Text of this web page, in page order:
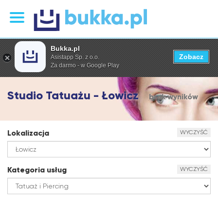
Studio Tatuażu - Łowicz brak wyników
Lokalizacja WYCZYŚĆ
Kategoria usług WYCZYŚĆ
Bukka.pl
Asistapp Sp. z o.o.
Za darmo - w Google Play
Zobacz